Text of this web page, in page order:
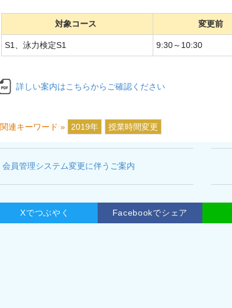
対象コース 変更前
S1、泳力検定S1 9:30～10:30
詳しい案内はこちらからご確認ください
関連キーワード » 2019年 授業時間変更
会員管理システム変更に伴うご案内
Xでつぶやく Facebookでシェア